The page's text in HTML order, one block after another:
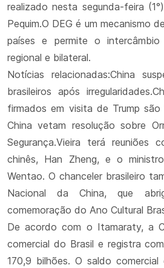
realizado nesta segunda-feira
Pequim.O DEG é um mecanismo
países e permite o
regional e bilateral.
Notícias relacionadas:China
brasileiros após
firmados em visita de Trump são
China vetam resolução sobre
Segurança.Vieira terá reuniões
chinês, Han Zheng, e o
Wentao. O chanceler brasileiro
Nacional da China, que
comemoração do Ano Cultural
De acordo com o Itamaraty, a
comercial do Brasil e registra
170,9 bilhões. O saldo